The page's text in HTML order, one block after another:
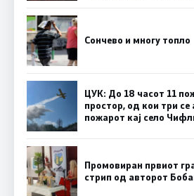
Сончево и многу топло
ЦУК: До 18 часот 11
простор, од кои три се
пожарот кај село
Промовиран првиот
стрип од авторот